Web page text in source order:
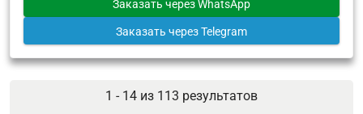
Заказать через WhatsApp
Заказать через Telegram
1 - 14 из 113 результатов